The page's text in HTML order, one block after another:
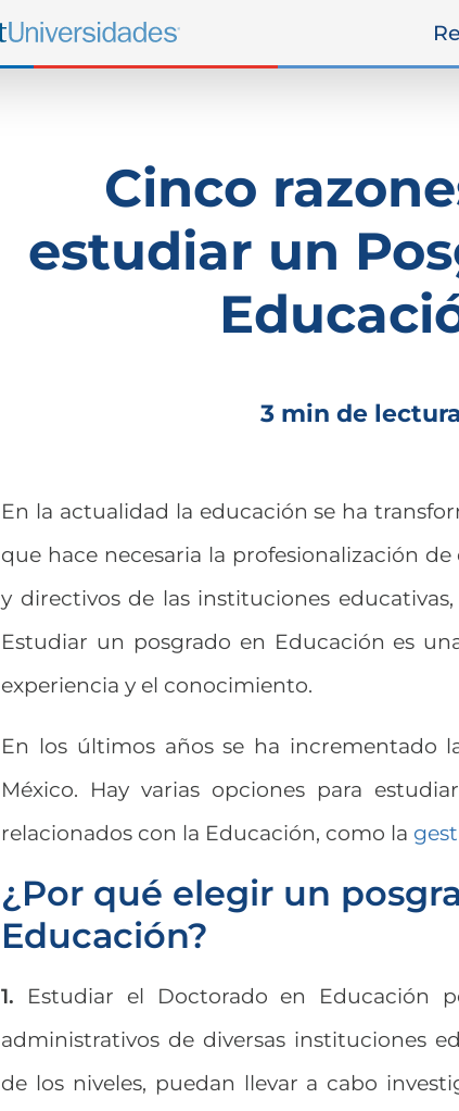
Cinco
estudiar un
3 min de lectura
En la actualidad la educación se ha
que hace necesaria la profesionalización
y directivos de las instituciones
Estudiar un posgrado en Educación es
experiencia y el conocimiento.
En los últimos años se ha incrementado
México. Hay varias opciones para
relacionados con la Educación, como la
¿Por qué elegir un
Educación?
1. Estudiar el Doctorado en Educación
administrativos de diversas instituciones
de los niveles, puedan llevar a cabo